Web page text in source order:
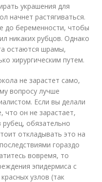
украшения для
начнет растягиваться.
до беременности, чтобы
никаких рубцов. Однако
остаются шрамы,
хирургическим путем.
не зарастет само,
вопросу лучше
Если вы делали
что он не зарастает,
обязательно
откладывать это на
гораздо
вовремя, то
эпидермиса с
узлов (так